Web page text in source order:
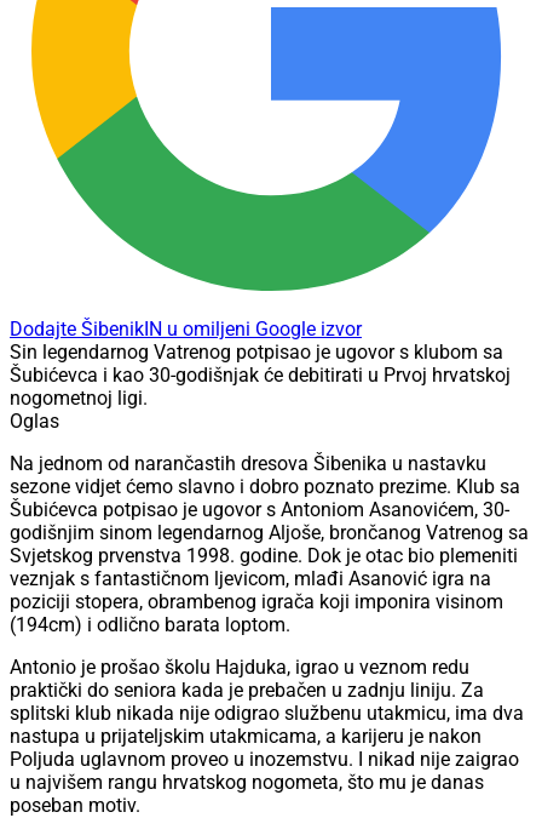
Dodajte ŠibenikIN u omiljeni Google izvor
Sin legendarnog Vatrenog potpisao je ugovor s klubom sa
Šubićevca i kao 30-godišnjak će debitirati u Prvoj hrvatskoj
nogometnoj ligi.
Oglas
Na jednom od narančastih dresova Šibenika u nastavku
sezone vidjet ćemo slavno i dobro poznato prezime. Klub sa
Šubićevca potpisao je ugovor s Antoniom Asanovićem, 30-
godišnjim sinom legendarnog Aljoše, brončanog Vatrenog sa
Svjetskog prvenstva 1998. godine. Dok je otac bio plemeniti
veznjak s fantastičnom ljevicom, mlađi Asanović igra na
poziciji stopera, obrambenog igrača koji imponira visinom
(194cm) i odlično barata loptom.
Antonio je prošao školu Hajduka, igrao u veznom redu
praktički do seniora kada je prebačen u zadnju liniju. Za
splitski klub nikada nije odigrao službenu utakmicu, ima dva
nastupa u prijateljskim utakmicama, a karijeru je nakon
Poljuda uglavnom proveo u inozemstvu. I nikad nije zaigrao
u najvišem rangu hrvatskog nogometa, što mu je danas
poseban motiv.